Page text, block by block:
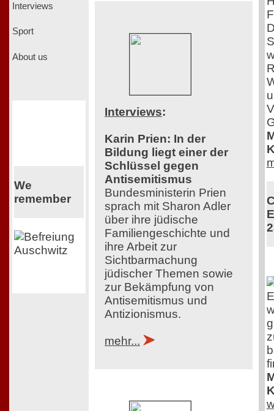
Interviews
Sport
About us
We
remember
Interviews:
Karin Prien: In der
Bildung liegt einer der
Schlüssel gegen
Antisemitismus
Bundesministerin Prien
sprach mit Sharon Adler
über ihre jüdische
Familiengeschichte und
ihre Arbeit zur
Sichtbarmachung
jüdischer Themen sowie
zur Bekämpfung von
Antisemitismus und
Antizionismus.
mehr...